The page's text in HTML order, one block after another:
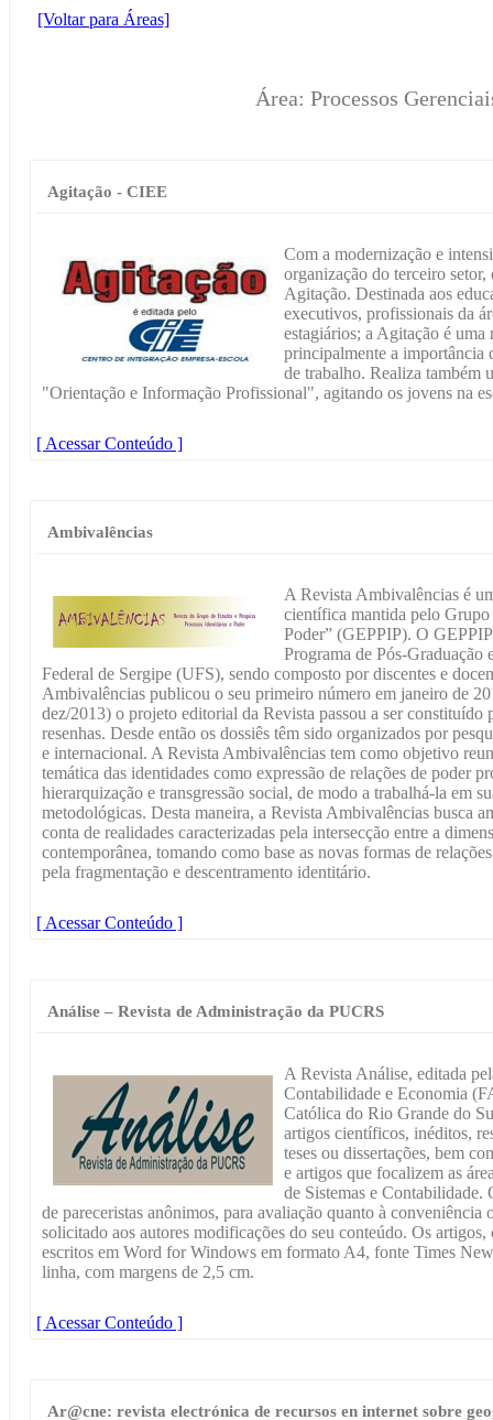
[Voltar para Áreas]
Área: Processos
Agitação - CIEE
Com a modernização e
organização do terceiro
Agitação. Destinada aos
executivos, profissionais da
estagiários; a Agitação é
principalmente a importância
de trabalho. Realiza também
"Orientação e Informação Profissional", agitando os jovens na
[ Acessar Conteúdo ]
Ambivalências
A Revista Ambivalências é
científica mantida pelo Grupo
Poder” (GEPPIP). O
Programa de Pós-
Federal de Sergipe (UFS), sendo composto por discentes e
Ambivalências publicou o seu primeiro número em janeiro de
dez/2013) o projeto editorial da Revista passou a ser constituído
resenhas. Desde então os dossiês têm sido organizados por
e internacional. A Revista Ambivalências tem como objetivo
temática das identidades como expressão de relações de poder
hierarquização e transgressão social, de modo a trabalhá-la em
metodológicas. Desta maneira, a Revista Ambivalências busca
conta de realidades caracterizadas pela intersecção entre a
contemporânea, tomando como base as novas formas de
pela fragmentação e descentramento identitário.
[ Acessar Conteúdo ]
Análise – Revista de Administração da PUCRS
A Revista Análise, editada
Contabilidade e Economia
Católica do Rio Grande do
artigos científicos, inéditos,
teses ou dissertações, bem
e artigos que focalizem as
de Sistemas e Contabilidade.
de pareceristas anônimos, para avaliação quanto à conveniência
solicitado aos autores modificações do seu conteúdo. Os
escritos em Word for Windows em formato A4, fonte Times
linha, com margens de 2,5 cm.
[ Acessar Conteúdo ]
Ar@cne: revista electrónica de recursos en internet sobre